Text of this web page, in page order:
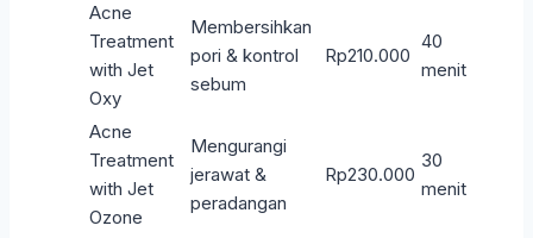
Acne
Treatment
with Jet
Oxy
Membersihkan
pori & kontrol
sebum
Rp210.000
40
menit
Acne
Treatment
with Jet
Ozone
Mengurangi
jerawat &
peradangan
Rp230.000
30
menit